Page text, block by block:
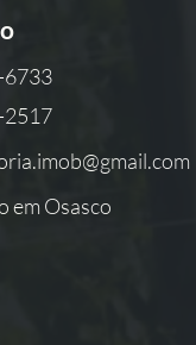
6733
2517
em Osasco